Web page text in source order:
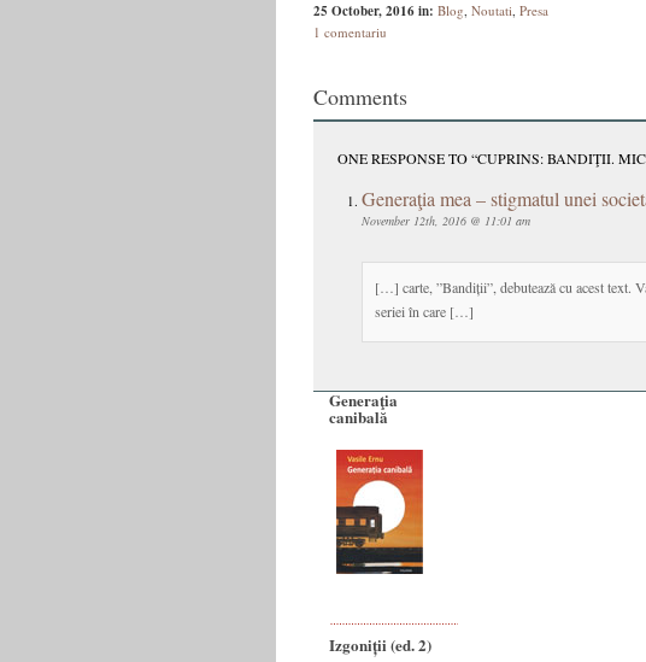
25 October, 2016in: Blog, Noutati, Presa
1 comentariu
Comments
ONE RESPONSE TO “CUPRINS: BANDIŢII.
Generaţia mea – stigmatul unei
November 12th, 2016 @ 11:01 am
[…] carte, ”Bandiții”, debutează cu acest text.
seriei în care […]
Generaţia
canibală
Izgoniții (ed. 2)